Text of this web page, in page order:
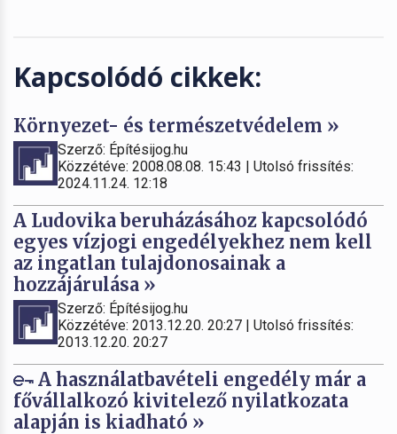
Kapcsolódó cikkek:
Környezet- és természetvédelem »
Szerző: Építésijog.hu
Közzétéve: 2008.08.08. 15:43 | Utolsó frissítés:
2024.11.24. 12:18
A Ludovika beruházásához kapcsolódó
egyes vízjogi engedélyekhez nem kell
az ingatlan tulajdonosainak a
hozzájárulása »
Szerző: Építésijog.hu
Közzétéve: 2013.12.20. 20:27 | Utolsó frissítés:
2013.12.20. 20:27
A használatbavételi engedély már a
fővállalkozó kivitelező nyilatkozata
alapján is kiadható »